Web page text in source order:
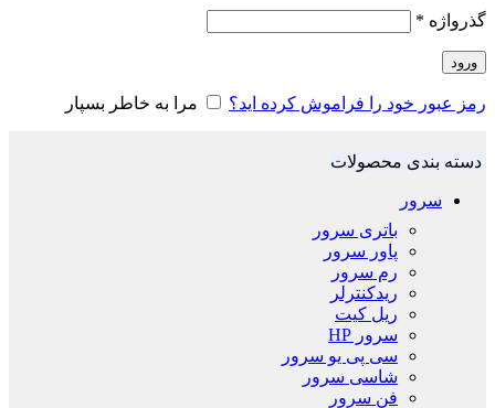
گذرواژه *
ورود
رمز عبور خود را فراموش کرده اید؟ مرا به خاطر بسپار
دسته بندی محصولات
سرور
باتری سرور
پاور سرور
رم سرور
ریدکنترلر
ریل کیت
سرور HP
سی پی یو سرور
شاسی سرور
فن سرور